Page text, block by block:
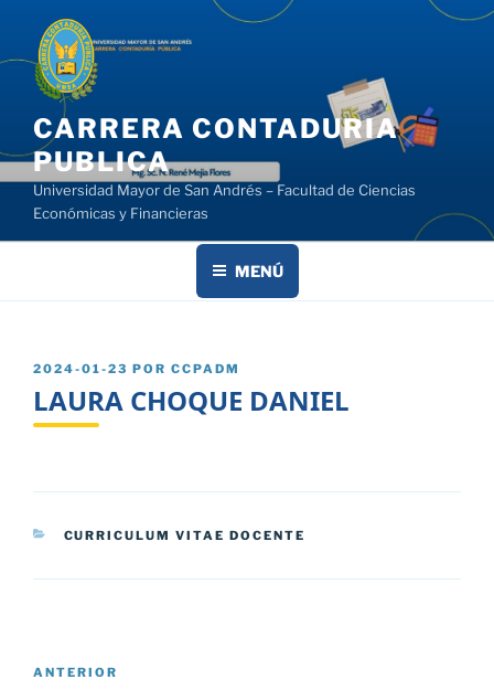
contenido
CARRERA CONTADURIA
PUBLICA
Universidad Mayor de San Andrés – Facultad de Ciencias
Económicas y Financieras
MENÚ
PUBLICADO
2024-01-23 POR CCPADM
LAURA CHOQUE DANIEL
CATEGORÍAS
CURRICULUM VITAE DOCENTE
Navegación
Entrada
ANTERIOR